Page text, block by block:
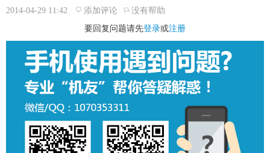
2014-04-29 11:42
添加评论
没有帮助
要回复问题请先登录或注册